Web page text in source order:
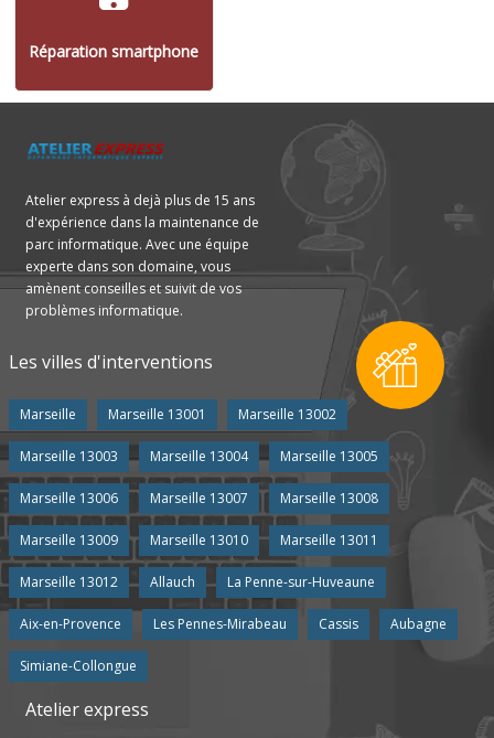
Réparation smartphone
Atelier express à dejà plus de 15 ans
d'expérience dans la maintenance de
parc informatique. Avec une équipe
experte dans son domaine, vous
amènent conseilles et suivit de vos
problèmes informatique.
Les villes d'interventions
Marseille Marseille 13001 Marseille 13002
Marseille 13003 Marseille 13004 Marseille 13005
Marseille 13006 Marseille 13007 Marseille 13008
Marseille 13009 Marseille 13010 Marseille 13011
Marseille 13012 Allauch La Penne-sur-Huveaune
Aix-en-Provence Les Pennes-Mirabeau Cassis Aubagne
Simiane-Collongue
Atelier express